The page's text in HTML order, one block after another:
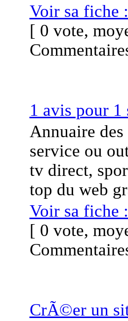
Voir sa fiche :
[ 0 vote,
1 avis pour 1
Annuaire
service ou
tv direct,
top du web
Voir sa fiche :
[ 0 vote,
CrÃ©er un